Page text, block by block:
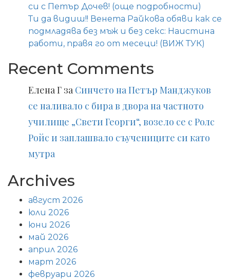
си с Петър Дочев! (още подробности)
Ти да видиш!! Венета Райкова обяви как се
подмладява без мъж и без секс: Наистина
работи, правя го от месеци! (ВИЖ ТУК)
Recent Comments
Елена Г за Синчето на Петър Манджуков
се наливало с бира в двора на частното
училище „Свети Георги“, возело се с Ролс
Ройс и заплашвало съучениците си като
мутра
Archives
август 2026
юли 2026
юни 2026
май 2026
април 2026
март 2026
февруари 2026